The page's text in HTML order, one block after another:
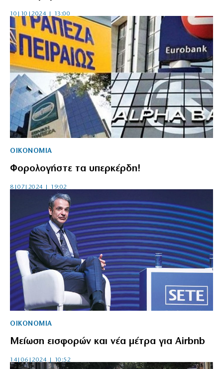
10|10|2024 | 13:00
ΟΙΚΟΝΟΜΙΑ
Φορολογήστε τα υπερκέρδη!
8|07|2024 | 19:02
ΟΙΚΟΝΟΜΙΑ
Μείωση εισφορών και νέα μέτρα για Airbnb
14|06|2024 | 10:52